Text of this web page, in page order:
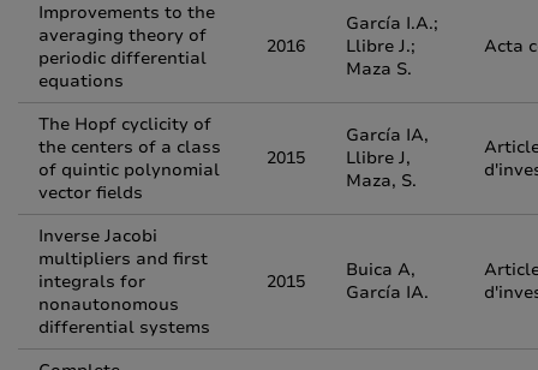
Improvements to the
averaging theory of
periodic differential
equations
2016
García I.A.;
Llibre J.;
Maza S.
Acta
The Hopf cyclicity of
the centers of a class
of quintic polynomial
vector fields
2015
García IA,
Llibre J,
Maza, S.
Inverse Jacobi
multipliers and first
integrals for
nonautonomous
differential systems
2015
Buica A,
García IA.